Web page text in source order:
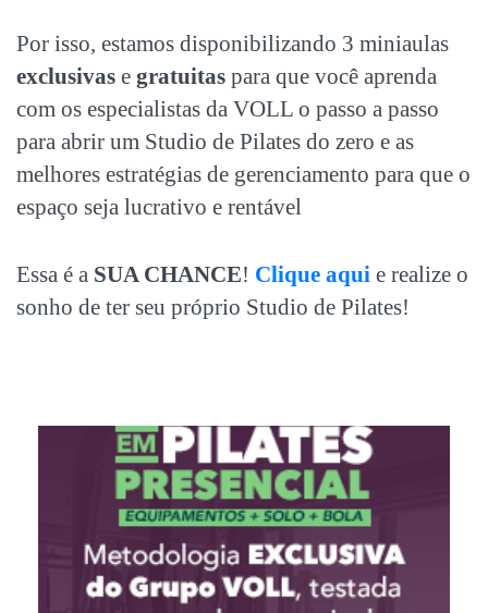
Por isso, estamos disponibilizando 3 miniaulas
exclusivas e gratuitas para que você aprenda
com os especialistas da VOLL o passo a passo
para abrir um Studio de Pilates do zero e as
melhores estratégias de gerenciamento para que o
espaço seja lucrativo e rentável
Essa é a SUA CHANCE! Clique aqui e realize o
sonho de ter seu próprio Studio de Pilates!